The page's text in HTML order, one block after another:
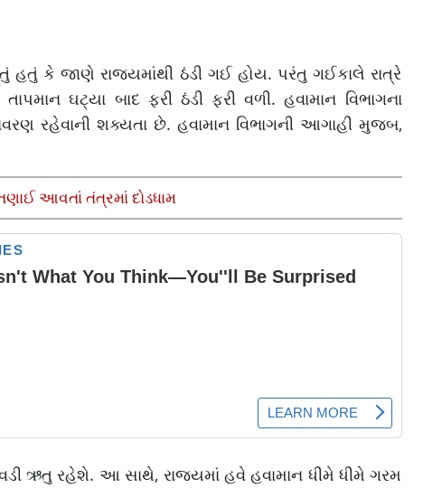
હતું કે જાણે રાજ્યમાંથી ઠંડી ગઈ હોય. પરંતુ ગઈકાલે રાત્રે
ઘટ્યા બાદ ફરી ઠંડી ફરી વળી. હવામાન વિભાગના
રહેવાની શક્યતા છે. હવામાન વિભાગની આગાહી મુજબ,
આવતાં તંત્રમાં દોડધામ
ઋતુ રહેશે. આ સાથે, રાજ્યમાં હવે હવામાન ધીમે ધીમે ગરમ